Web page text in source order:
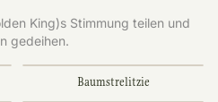
King)s Stimmung teilen und
gedeihen.
Baumstrelitzie